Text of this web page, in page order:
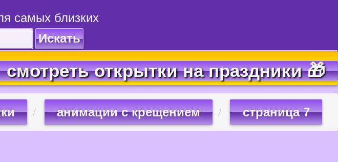
самых близких
Искать
смотреть открытки на праздники 🎁
анимации с крещением страница 7